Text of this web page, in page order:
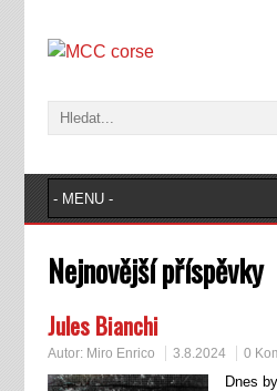
Nejnovější příspěvky
Jules Bianchi
Autor: Miro Enrico 3.8.2024 0
Dnes